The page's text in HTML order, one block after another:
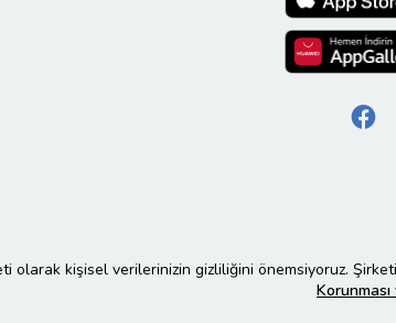
olarak kişisel verilerinizin gizliliğini önemsiyoruz.